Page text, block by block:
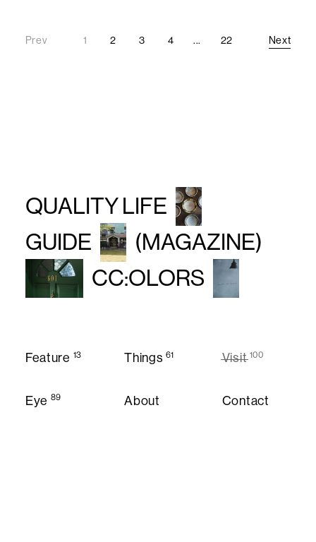
1 2 3 4 ... 22
Prev
Next
Next
QUALITY LIFE
GUIDE
(MAGAZINE)
CC:OLORS
Feature 13
Things 61
Visit 100
Eye 89
About
Contact